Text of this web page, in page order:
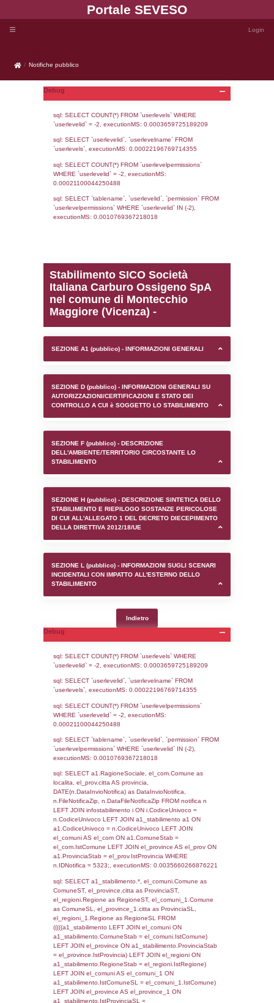
Portale
Notifiche pubblico
Notifiche pubblico
Debug
sql: SELECT COUNT(*) FROM `userlevels`
sql: SELECT `userlevelid`, `userlevelname`
0.00021100044250488
sql: SELECT `tablename`, `userlevelid`,
`userlevelpermissions` WHERE `userlevelid`
executionMS: 0.0010769367218018
Stabilimento SICO
Italiana Carburo
nel comune di
Maggiore (Vicenza) -
SEZIONE A1 (pubblico) - INFORMAZIONI
SEZIONE D (pubblico) - INFORMAZIONI
AUTORIZZAZIONI/CERTIFICAZIONI E
CONTROLLO A CUI è SOGGETTO LO
SEZIONE F (pubblico) - DESCRIZIONE
DELL'AMBIENTE/TERRITORIO
STABILIMENTO
STABILIMENTO E RIEPILOGO SOSTANZE
DI CUI ALL'ALLEGATO 1 DEL DECRETO
DELLA DIRETTIVA 2012/18/UE
SEZIONE L (pubblico) - INFORMAZIONI
INCIDENTALI CON IMPATTO
STABILIMENTO
Indietro
Debug